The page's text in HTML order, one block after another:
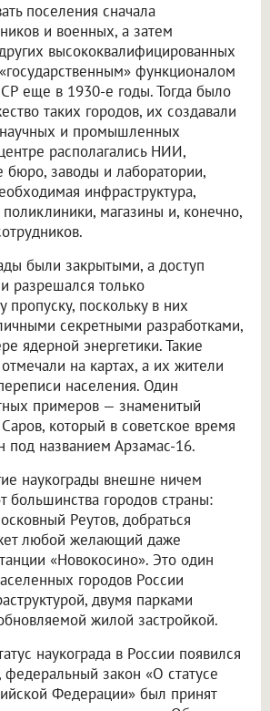
поселения сначала
и военных, а затем
высококвалифицированных
функционалом
еще в 1930-е годы. Тогда было
таких городов, их создавали
научных и промышленных
располагались НИИ,
бюро, заводы и лаборатории,
инфраструктура,
магазины и, конечно,
были закрытыми, а доступ
разрешался только
пропуску, поскольку в них
секретными разработками,
ядерной энергетики. Такие
на картах, а их жители
населения. Один
примеров — знаменитый
который в советское время
названием Арзамас-16.
наукограды внешне ничем
большинства городов страны:
Реутов, добраться
любой желающий даже
«Новокосино». Это один
городов России
двумя парками
жилой застройкой.
наукограда в России появился
закон «О статусе
Федерации» был принят